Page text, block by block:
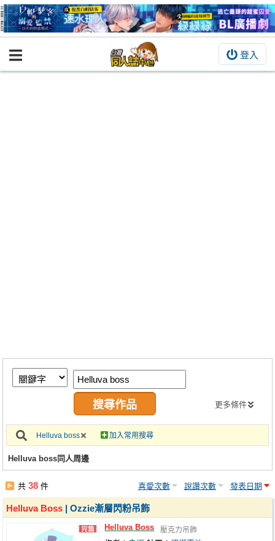
登入
BOOKY書集倉庫
繪圖藝廊
交流中心
攤位轉讓區
會員功能選單
註冊會員
更多條件
Helluva boss 加入常用搜尋
Helluva boss同人周邊
共38 件 喜愛次數 說讚次數 發表日期
Helluva Boss | Ozzie漸層閃粉吊飾
Helluva Boss 壓克力吊飾